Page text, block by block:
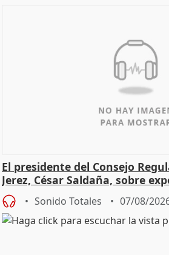
El presidente del Consejo
Jerez, César Saldaña, sobre
Sonido Totales 07/08/